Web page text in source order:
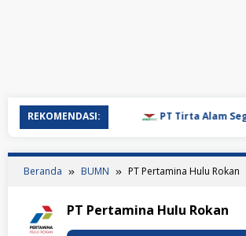
REKOMENDASI: PT Tirta Alam Segar
Beranda BUMN PT Pertamina Hulu Rokan
PT Pertamina Hulu Rokan